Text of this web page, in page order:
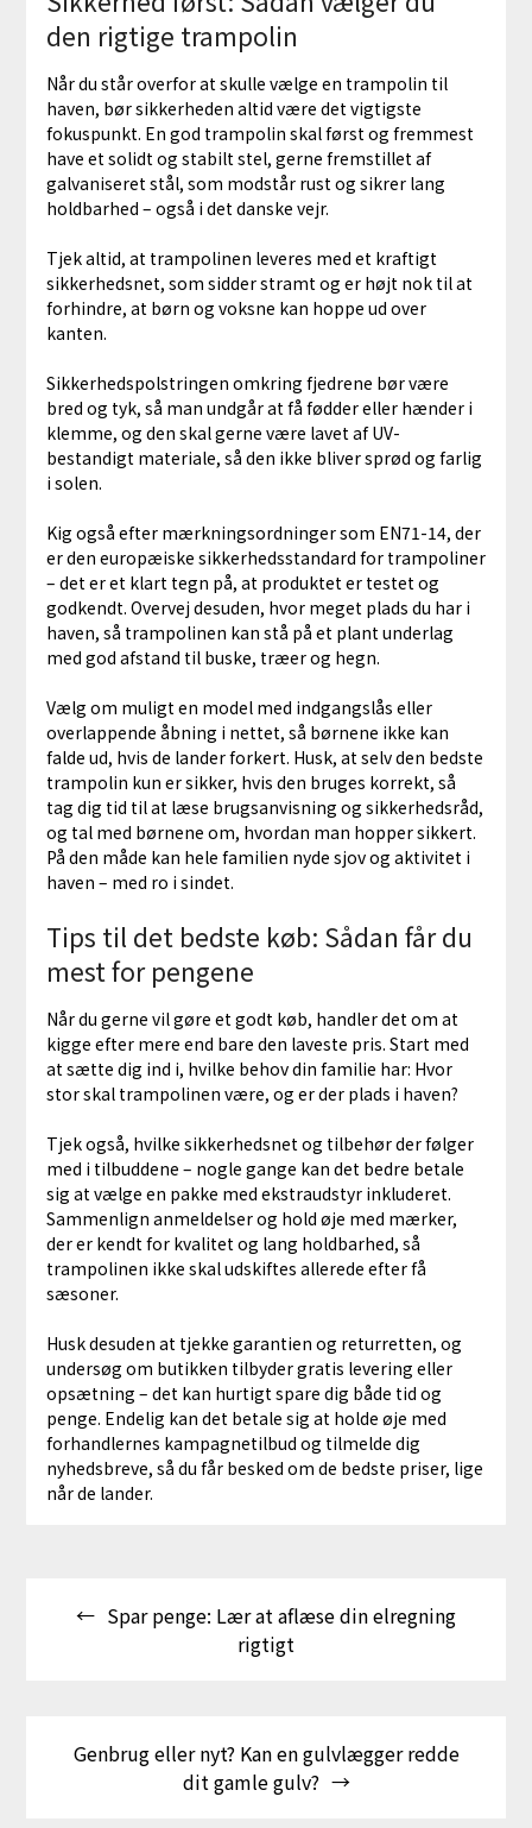
den rigtige trampolin
Når du står overfor at skulle vælge en trampolin til
haven, bør sikkerheden altid være det vigtigste
fokuspunkt. En god trampolin skal først og fremmest
have et solidt og stabilt stel, gerne fremstillet af
galvaniseret stål, som modstår rust og sikrer lang
holdbarhed – også i det danske vejr.
Tjek altid, at trampolinen leveres med et kraftigt
sikkerhedsnet, som sidder stramt og er højt nok til at
forhindre, at børn og voksne kan hoppe ud over
kanten.
Sikkerhedspolstringen omkring fjedrene bør være
bred og tyk, så man undgår at få fødder eller hænder i
klemme, og den skal gerne være lavet af UV-
bestandigt materiale, så den ikke bliver sprød og farlig
i solen.
Kig også efter mærkningsordninger som EN71-14, der
er den europæiske sikkerhedsstandard for trampoliner
– det er et klart tegn på, at produktet er testet og
godkendt. Overvej desuden, hvor meget plads du har i
haven, så trampolinen kan stå på et plant underlag
med god afstand til buske, træer og hegn.
Vælg om muligt en model med indgangslås eller
overlappende åbning i nettet, så børnene ikke kan
falde ud, hvis de lander forkert. Husk, at selv den bedste
trampolin kun er sikker, hvis den bruges korrekt, så
tag dig tid til at læse brugsanvisning og sikkerhedsråd,
og tal med børnene om, hvordan man hopper sikkert.
På den måde kan hele familien nyde sjov og aktivitet i
haven – med ro i sindet.
Tips til det bedste køb: Sådan får du
mest for pengene
Når du gerne vil gøre et godt køb, handler det om at
kigge efter mere end bare den laveste pris. Start med
at sætte dig ind i, hvilke behov din familie har: Hvor
stor skal trampolinen være, og er der plads i haven?
Tjek også, hvilke sikkerhedsnet og tilbehør der følger
med i tilbuddene – nogle gange kan det bedre betale
sig at vælge en pakke med ekstraudstyr inkluderet.
Sammenlign anmeldelser og hold øje med mærker,
der er kendt for kvalitet og lang holdbarhed, så
trampolinen ikke skal udskiftes allerede efter få
sæsoner.
Husk desuden at tjekke garantien og returretten, og
undersøg om butikken tilbyder gratis levering eller
opsætning – det kan hurtigt spare dig både tid og
penge. Endelig kan det betale sig at holde øje med
forhandlernes kampagnetilbud og tilmelde dig
nyhedsbreve, så du får besked om de bedste priser, lige
når de lander.
Spar penge: Lær at aflæse din elregning
rigtigt
Genbrug eller nyt? Kan en gulvlægger redde
dit gamle gulv?